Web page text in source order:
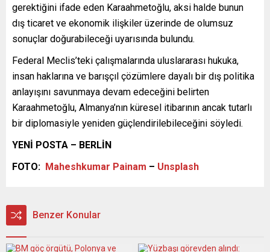
gerektiğini ifade eden Karaahmetoğlu, aksi halde bunun
dış ticaret ve ekonomik ilişkiler üzerinde de olumsuz
sonuçlar doğurabileceği uyarısında bulundu.
Federal Meclis’teki çalışmalarında uluslararası hukuka,
insan haklarına ve barışçıl çözümlere dayalı bir dış politika
anlayışını savunmaya devam edeceğini belirten
Karaahmetoğlu, Almanya’nın küresel itibarının ancak tutarlı
bir diplomasiyle yeniden güçlendirilebileceğini söyledi.
YENİ POSTA – BERLİN
FOTO: Maheshkumar Painam – Unsplash
Benzer Konular